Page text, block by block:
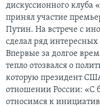
ДЕТАЛИ
НЬЮ-ЙОРК NEW YORK
АМЕРИКА. БОЛЬШОЕ
АМЕРИКАНСКИЕ
ТЕСТЫ
УЧИМ АНГЛИЙСКИЙ
ВИДЕО
ПОДПИСКА НА
Learning English
СОЦИАЛЬНЫЕ СЕТИ
дискуссионного клуба
принял участие
Путин. На встрече с
сделал ряд
Впервые за долгое
тепло отозвался о
которую президент
отношении России:
относимся к